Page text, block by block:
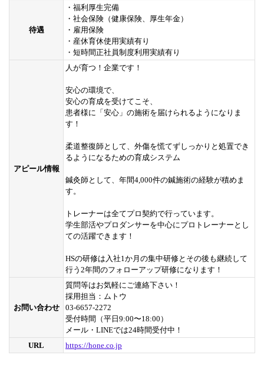
待遇
・福利厚生完備
・社会保険（健康保険、厚生年金）
・雇用保険
・産休育休使用実績有り
・短時間正社員制度利用実績有り
アピール情報
人が育つ！企業です！
安心の環境で、
安心の育成を受けてこそ、
患者様に「安心」の施術を届けられるようになりま
す！
柔道整復師として、外傷を慌てずしっかりと処置でき
るようになるための育成システム
鍼灸師として、年間4,000件の鍼施術の経験が積めま
す。
トレーナーは全てプロ契約で行っています。
学生部活やプロダンサーを中心にプロトレーナーとし
ての活躍できます！
HSの研修は入社1か月の集中研修とその後も継続して
行う2年間のフォローアップ研修になります！
お問い合わせ
質問等はお気軽にご連絡下さい！
採用担当：ムトウ
03-6657-2272
受付時間（平日9:00〜18:00）
メール・LINEでは24時間受付中！
URL
https://hone.co.jp